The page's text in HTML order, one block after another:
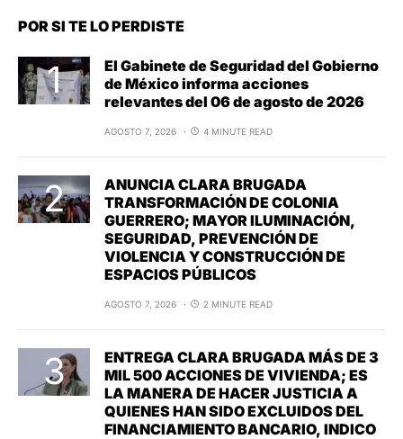
POR SI TE LO PERDISTE
El Gabinete de Seguridad del Gobierno
de México informa acciones
relevantes del 06 de agosto de 2026
AGOSTO 7, 2026 4 MINUTE READ
ANUNCIA CLARA BRUGADA
TRANSFORMACIÓN DE COLONIA
GUERRERO; MAYOR ILUMINACIÓN,
SEGURIDAD, PREVENCIÓN DE
VIOLENCIA Y CONSTRUCCIÓN DE
ESPACIOS PÚBLICOS
AGOSTO 7, 2026 2 MINUTE READ
ENTREGA CLARA BRUGADA MÁS DE 3
MIL 500 ACCIONES DE VIVIENDA; ES
LA MANERA DE HACER JUSTICIA A
QUIENES HAN SIDO EXCLUIDOS DEL
FINANCIAMIENTO BANCARIO, INDICO